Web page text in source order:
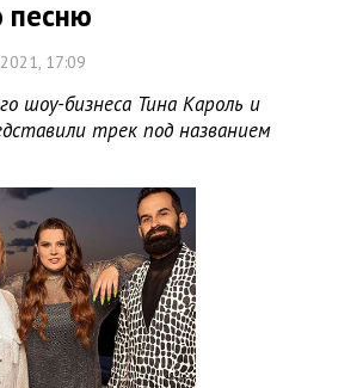
песню
17:09
шоу-бизнеса Тина Кароль и
трек под названием